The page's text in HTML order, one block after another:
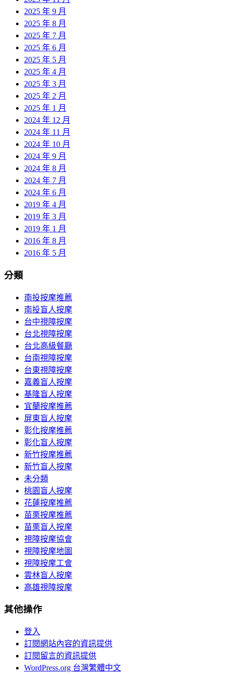
2025 年 9 月
2025 年 8 月
2025 年 7 月
2025 年 6 月
2025 年 5 月
2025 年 4 月
2025 年 3 月
2025 年 2 月
2025 年 1 月
2024 年 12 月
2024 年 11 月
2024 年 10 月
2024 年 9 月
2024 年 8 月
2024 年 7 月
2024 年 6 月
2019 年 4 月
2019 年 3 月
2019 年 1 月
2016 年 8 月
2016 年 5 月
分類
南投按摩推薦
南投盲人按摩
台中視障按摩
台北視障按摩
台北高級餐廳
台南視障按摩
台東視障按摩
嘉義盲人按摩
基隆盲人按摩
宜蘭按摩推薦
屏東盲人按摩
彰化按摩推薦
彰化盲人按摩
新竹按摩推薦
新竹盲人按摩
未分類
桃園盲人按摩
花蓮按摩推薦
苗栗按摩推薦
苗栗盲人按摩
視障按摩協會
視障按摩地圖
視障按摩工會
雲林盲人按摩
高雄視障按摩
其他操作
登入
訂閱網站內容的資訊提供
訂閱留言的資訊提供
WordPress.org 台灣繁體中文